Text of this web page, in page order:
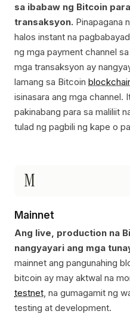
sa ibabaw ng Bitcoin
transaksyon. Pinapagana
halos instant na
ng mga payment channel
mga transaksyon ay
lamang sa Bitcoin
isinasara ang mga channel.
pakinabang para sa maliliit
tulad ng pagbili ng kape o
M
Mainnet
Ang live, production na
nangyayari ang mga
mainnet ang pangunahing
bitcoin ay may aktwal na
testnet, na gumagamit ng
testing at development.